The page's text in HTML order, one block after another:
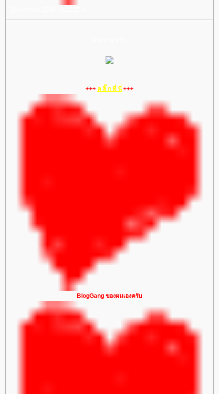
+++ ค ลิ๊ ก ที่ นี่+++
BlogGang ของผมเองครับ